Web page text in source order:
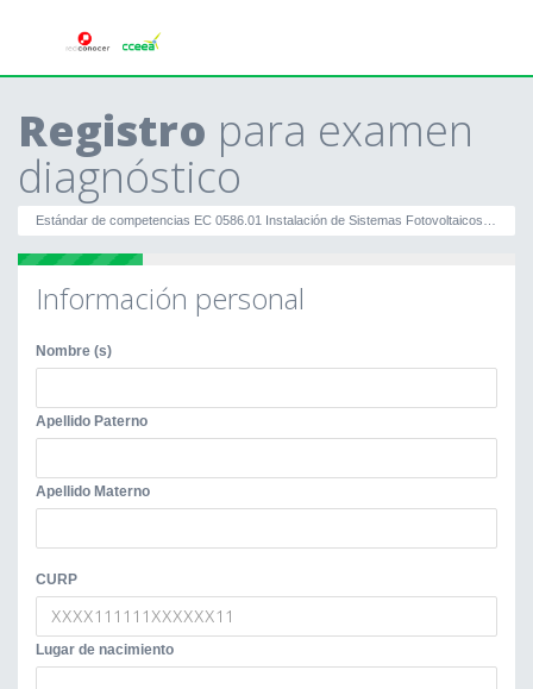
Registro para examen
diagnóstico
Información personal
Nombre (s)
Apellido Paterno
Apellido Materno
CURP
Lugar de nacimiento